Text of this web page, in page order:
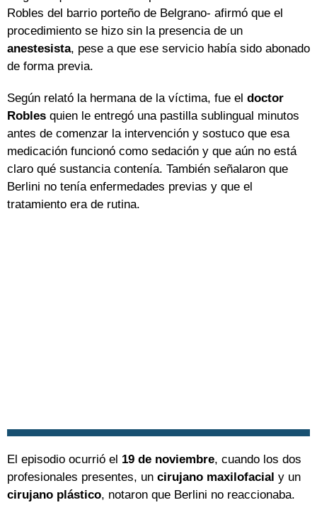
Robles del barrio porteño de Belgrano- afirmó que el
procedimiento se hizo sin la presencia de un
anestesista, pese a que ese servicio había sido abonado
de forma previa.
Según relató la hermana de la víctima, fue el doctor
Robles quien le entregó una pastilla sublingual minutos
antes de comenzar la intervención y sostuco que esa
medicación funcionó como sedación y que aún no está
claro qué sustancia contenía. También señalaron que
Berlini no tenía enfermedades previas y que el
tratamiento era de rutina.
El episodio ocurrió el 19 de noviembre, cuando los dos
profesionales presentes, un cirujano maxilofacial y un
cirujano plástico, notaron que Berlini no reaccionaba.